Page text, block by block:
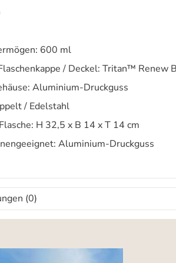
600 ml
/ Deckel: Tritan™ Renew
Aluminium-Druckguss
/ Edelstahl
H 32,5 x B 14 x T 14 cm
Aluminium-Druckguss
(0)